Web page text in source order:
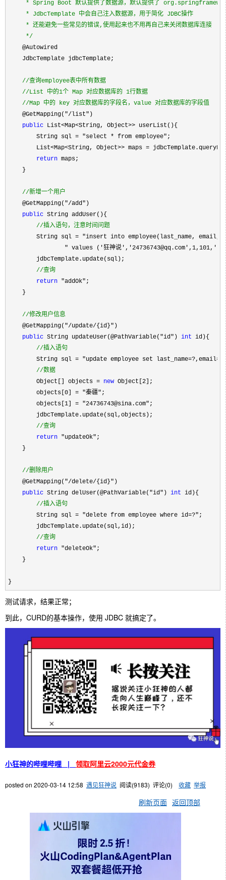
* Spring Boot 默认提供了数据源，默认提供了
     * JdbcTemplate 中会自己注入数据源，用于简化 JDBC操作
     * 还能避免一些常见的错误,使用起来也不用再自己来关闭数据库连接
*/
    @Autowired
    JdbcTemplate jdbcTemplate;
//查询employee表中所有数据
//List 中的1个 Map 对应数据库的 1行数据
//Map 中的 key 对应数据库的字段名，value 对应数据库的字段值
    @GetMapping("/list"
)
public List<Map<String, Object>> userList(){
        String sql
= "select * from employee" ;
        List
<Map<String, Object>> maps =
return maps;
    }
//新增一个用户
    @GetMapping("/add"
)
public String addUser(){
//插入语句，注意时间问题
String sql = "insert into employee(last_name,
" values ('狂神说
        jdbcTemplate.update(sql);
//查询
return "addOk" ;
    }
//修改用户信息
    @GetMapping("/update/{id}"
)
public String updateUser(@PathVariable("id") int id){
//插入语句
String sql = "update employee set last_name=?,email=?
//数据
        Object[] objects =
new Object[2 ];
        objects[
0] = "秦疆" ;
        objects[
1] = "24736743@sina.com" ;
        jdbcTemplate.update(sql,objects);
//查询
return "updateOk" ;
    }
//删除用户
    @GetMapping("/delete/{id}"
)
public String delUser(@PathVariable("id") int id){
//插入语句
        String sql = "delete from employee where id=?"
;
        jdbcTemplate.update(sql,id);
//查询
return "deleteOk" ;
    }
}
测试请求，结果正常；
到此，CURD的基本操作，使用 JDBC 就搞定了。
小狂神的哔哩哔哩 | 领取阿里云2000元代金券
posted on 2020-03-14 12:58 遇见狂神说 阅读(9183) 评论(0) 收藏 举报
刷新页面 返回顶部